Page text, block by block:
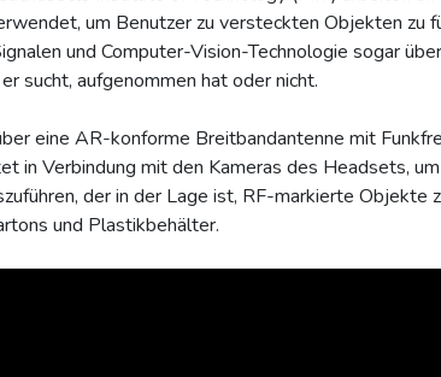
um Benutzer zu versteckten Objekten zu
und Computer-Vision-Technologie sogar
sucht, aufgenommen hat oder nicht.
eine AR-konforme Breitbandantenne mit
in Verbindung mit den Kameras des Headsets,
der in der Lage ist, RF-markierte Objekte
und Plastikbehälter.